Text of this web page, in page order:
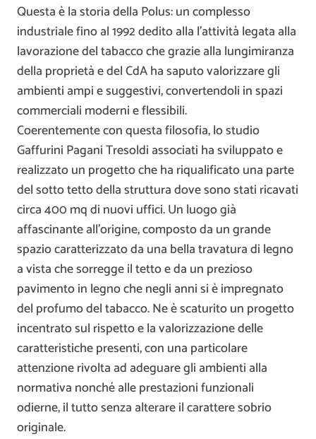
Questa è la storia della Polus: un complesso
industriale fino al 1992 dedito alla l’attività legata alla
lavorazione del tabacco che grazie alla lungimiranza
della proprietà e del CdA ha saputo valorizzare gli
ambienti ampi e suggestivi, convertendoli in spazi
commerciali moderni e flessibili.
Coerentemente con questa filosofia, lo studio
Gaffurini Pagani Tresoldi associati ha sviluppato e
realizzato un progetto che ha riqualificato una parte
del sotto tetto della struttura dove sono stati ricavati
circa 400 mq di nuovi uffici. Un luogo già
affascinante all’origine, composto da un grande
spazio caratterizzato da una bella travatura di legno
a vista che sorregge il tetto e da un prezioso
pavimento in legno che negli anni si è impregnato
del profumo del tabacco. Ne è scaturito un progetto
incentrato sul rispetto e la valorizzazione delle
caratteristiche presenti, con una particolare
attenzione rivolta ad adeguare gli ambienti alla
normativa nonché alle prestazioni funzionali
odierne, il tutto senza alterare il carattere sobrio
originale.